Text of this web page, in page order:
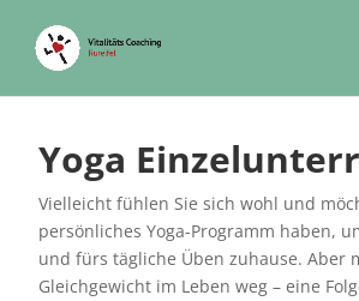
Yoga
Vielleicht fühlen Sie sich wohl und
persönliches Yoga-Programm haben,
und fürs tägliche Üben zuhause. Aber
Gleichgewicht im Leben weg – eine